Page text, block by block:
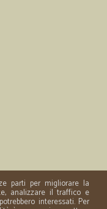
parti per migliorare la
analizzare il traffico e
interessati. Per